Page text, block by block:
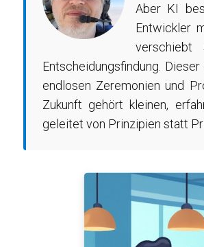
Aber KI
Entwickler
Entscheidungsfindung.
endlosen Zeremonien und
Zukunft gehört kleinen,
geleitet von Prinzipien statt